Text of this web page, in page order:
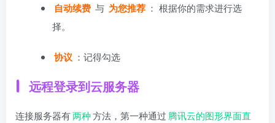
自动续费 与 为您推荐 ： 根据你的需求进行选
择。
协议 ：记得勾选
远程登录到云服务器
连接服务器有两种方法，第一种通过 腾讯云的图形界面直